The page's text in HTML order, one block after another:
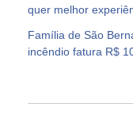
quer melhor
Família de São
incêndio fatura R$